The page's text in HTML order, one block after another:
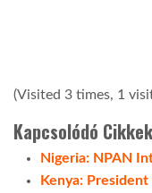
(Visited 3 times, 1
Kapcsolódó Cikkek
Nigeria: NPAN
Kenya: